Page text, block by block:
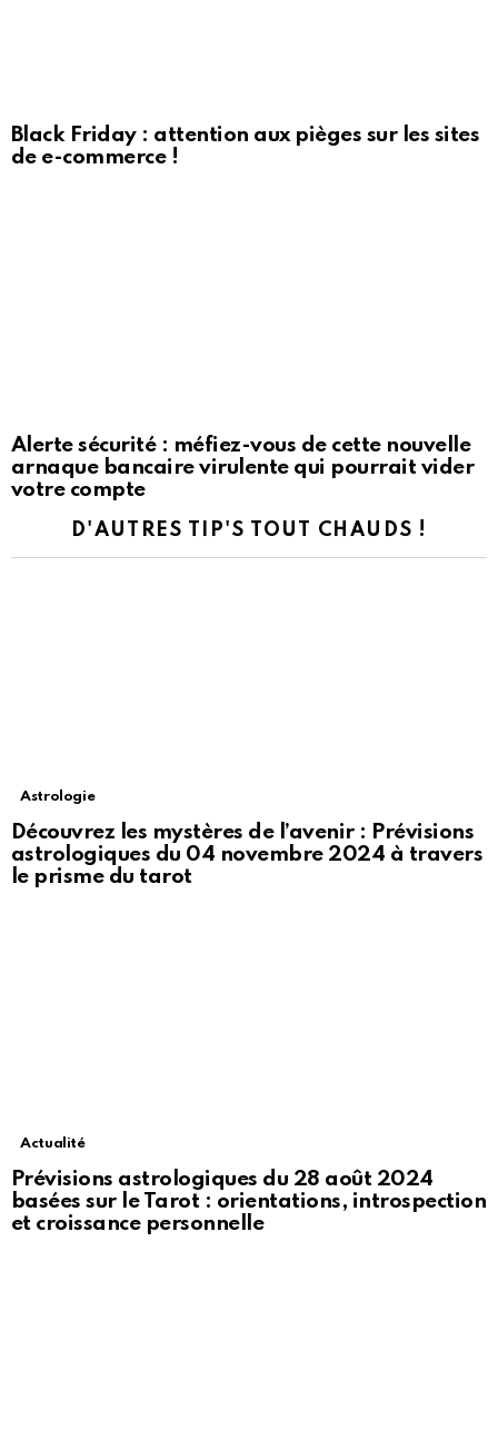
Black Friday : attention aux pièges sur les sites
de e-commerce !
Alerte sécurité : méfiez-vous de cette nouvelle
arnaque bancaire virulente qui pourrait vider
votre compte
D'AUTRES TIP'S TOUT CHAUDS !
Astrologie
Découvrez les mystères de l’avenir : Prévisions
astrologiques du 04 novembre 2024 à travers
le prisme du tarot
Actualité
Prévisions astrologiques du 28 août 2024
basées sur le Tarot : orientations, introspection
et croissance personnelle